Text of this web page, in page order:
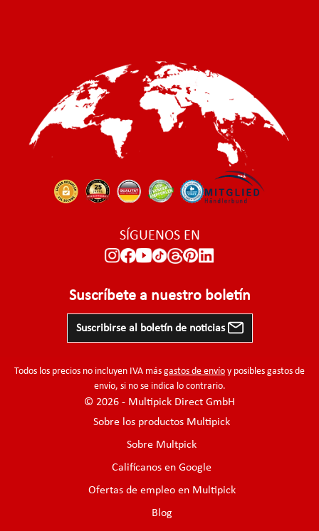
SÍGUENOS EN
Suscríbete a nuestro boletín
Suscribirse al boletín de noticias
Todos los precios no incluyen IVA más gastos de envío y posibles gastos de
envío, si no se indica lo contrario.
© 2026 - Multipick Direct GmbH
Sobre los productos Multipick
Sobre Multpick
Califícanos en Google
Ofertas de empleo en Multipick
Blog